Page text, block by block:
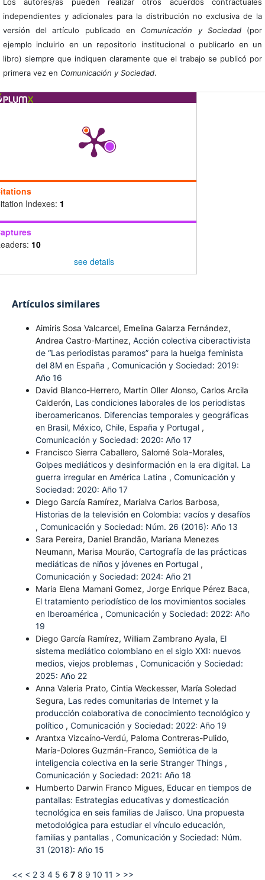
independientes y adicionales para la distribución no exclusiva de la
versión del artículo publicado en Comunicación y Sociedad(por
ejemplo incluirlo en un repositorio institucional o publicarlo en un
libro) siempre que indiquen claramente que el trabajo se publicó por
primera vez en Comunicación y Sociedad.
Indexes: 1
10
see details
Artículos similares
Aimiris Sosa Valcarcel, Emelina Galarza Fernández,
Andrea Castro-Martinez, Acción colectiva ciberactivista
de “Las periodistas paramos” para la huelga feminista
del 8M en España , Comunicación y Sociedad: 2019:
Año 16
David Blanco-Herrero, Martín Oller Alonso, Carlos Arcila
Calderón, Las condiciones laborales de los periodistas
iberoamericanos. Diferencias temporales y geográficas
en Brasil, México, Chile, España y Portugal ,
Comunicación y Sociedad: 2020: Año 17
Francisco Sierra Caballero, Salomé Sola-Morales,
Golpes mediáticos y desinformación en la era digital. La
guerra irregular en América Latina , Comunicación y
Sociedad: 2020: Año 17
Diego García Ramírez, Marialva Carlos Barbosa,
Historias de la televisión en Colombia: vacíos y desafíos
, Comunicación y Sociedad: Núm. 26 (2016): Año 13
Sara Pereira, Daniel Brandão, Mariana Menezes
Neumann, Marisa Mourão, Cartografía de las prácticas
mediáticas de niños y jóvenes en Portugal ,
Comunicación y Sociedad: 2024: Año 21
Maria Elena Mamani Gomez, Jorge Enrique Pérez Baca,
El tratamiento periodístico de los movimientos sociales
en Iberoamérica , Comunicación y Sociedad: 2022: Año
19
Diego García Ramírez, William Zambrano Ayala, El
sistema mediático colombiano en el siglo XXI: nuevos
medios, viejos problemas , Comunicación y Sociedad:
2025: Año 22
Anna Valeria Prato, Cintia Weckesser, María Soledad
Segura, Las redes comunitarias de Internet y la
producción colaborativa de conocimiento tecnológico y
político , Comunicación y Sociedad: 2022: Año 19
Arantxa Vizcaíno-Verdú, Paloma Contreras-Pulido,
María-Dolores Guzmán-Franco, Semiótica de la
inteligencia colectiva en la serie Stranger Things ,
Comunicación y Sociedad: 2021: Año 18
Humberto Darwin Franco Migues, Educar en tiempos de
pantallas: Estrategias educativas y domesticación
tecnológica en seis familias de Jalisco. Una propuesta
metodológica para estudiar el vínculo educación,
familias y pantallas , Comunicación y Sociedad: Núm.
31 (2018): Año 15
<< < 2 3 4 5 6 7 8 9 10 11 > >>